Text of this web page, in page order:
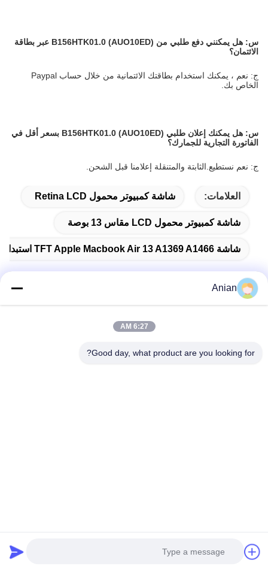
س:
هل يمكنني دفع طلبي من B156HTK01.0 (AUO10ED) عبر بطاقة
الائتمان؟
ج: نعم ، يمكنك استخدام بطاقتك الائتمانية من خلال حساب Paypal
الخاص بك.
س:
هل يمكنك إعلان طلبي B156HTK01.0 (AUO10ED) بسعر أقل في
الفاتورة التجارية للجمارك؟
ج: نعم نستطيع.الثابتة والمتنقلة إعلامنا قبل الشحن.
العلامات: شاشة كمبيوتر محمول Retina LCD
شاشة كمبيوتر محمول LCD مقاس 13 بوصة
شاشة TFT Apple Macbook Air 13 A1369 A1466 استبدال شاشة الكمبيوتر المحمول LED LCD
العنوان
Anian
6:27 AM
Good day, what product are you looking for?